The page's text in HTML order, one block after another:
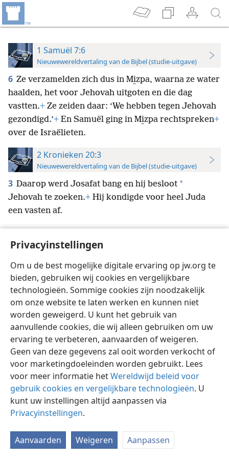
Privacyinstellingen
Om u de best mogelijke digitale ervaring op jw.org te
bieden, gebruiken wij cookies en vergelijkbare
technologieën. Sommige cookies zijn noodzakelijk
om onze website te laten werken en kunnen niet
worden geweigerd. U kunt het gebruik van
aanvullende cookies, die wij alleen gebruiken om uw
ervaring te verbeteren, aanvaarden of weigeren.
Geen van deze gegevens zal ooit worden verkocht of
voor marketingdoeleinden worden gebruikt. Lees
voor meer informatie hetWereldwijd beleid voor
gebruik cookies en vergelijkbare technologieën. U
kunt uw instellingen altijd aanpassen via
Privacyinstellingen.
Aanvaarden Weigeren Aanpassen
1 Samuël 7:6
Nieuwewereldvertaling van de Bijbel (studie-uitgave)
6 Ze verzamelden zich dus in Mi̱zpa, waarna ze water
haalden, het voor Jehovah uitgoten en die dag
vastten.+ Ze zeiden daar: ‘We hebben tegen Jehovah
gezondigd.’+ En Samuël ging in Mi̱zpa rechtspreken+
over de Israëlieten.
2 Kronieken 20:3
Nieuwewereldvertaling van de Bijbel (studie-uitgave)
3 Daarop werd Josafat bang en hij besloot *
Jehovah te zoeken.+ Hij kondigde voor heel Juda
een vasten af.
Nederlands Instellingen
Copyright © 2026 Watch Tower Bible and Tract Society of Pennsylvania
Gebruiksvoorwaarden Privacybeleid
JW.ORG
Inloggen